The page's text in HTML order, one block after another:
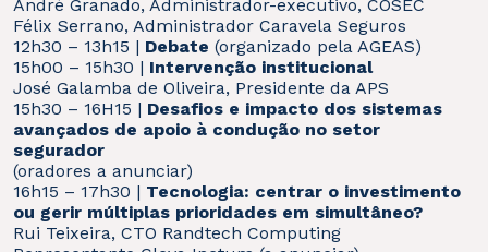
André Granado, Administrador-executivo, COSEC
Félix Serrano, Administrador Caravela Seguros
12h30 – 13h15 | Debate (organizado pela AGEAS)
15h00 – 15h30 | Intervenção institucional
José Galamba de Oliveira, Presidente da APS
15h30 – 16H15 | Desafios e impacto dos sistemas
avançados de apoio à condução no setor
segurador
(oradores a anunciar)
16h15 – 17h30 | Tecnologia: centrar o investimento
ou gerir múltiplas prioridades em simultâneo?
Rui Teixeira, CTO Randtech Computing